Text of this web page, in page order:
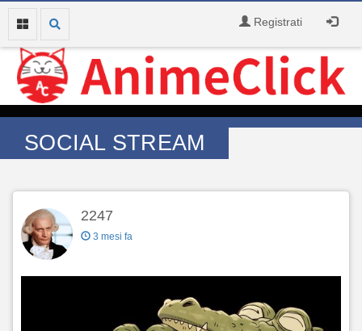
Registrati
SOCIAL STREAM
2247
3 mesi fa